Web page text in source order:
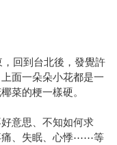
回到台北後，發覺許
面一朵朵小花都是一
菜的梗一樣硬。
意思、不知如何求
痛、失眠、心悸⋯⋯等